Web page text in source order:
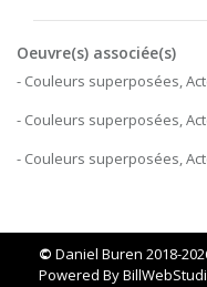
Oeuvre(s) associée(s)
- Couleurs superposées,
- Couleurs superposées,
- Couleurs superposées,
© Daniel Buren 2018-
Powered By